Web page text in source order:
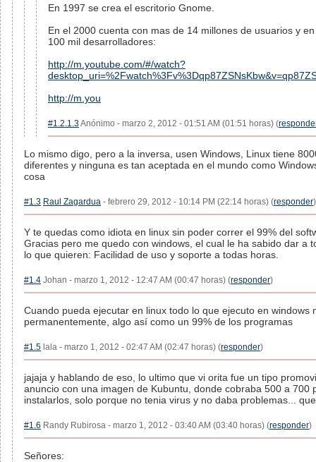
En 1997 se crea el escritorio Gnome.
En el 2000 cuenta con mas de 14 millones de usuarios y
100 mil desarrolladores:
http://m.youtube.com/#/watch?
http://m.you
#1.2.1.3Anónimo - marzo 2, 2012 - 01:51 AM (01:51 horas) (
Lo mismo digo, pero a la inversa, usen Windows, Linux tiene
diferentes y ninguna es tan aceptada en el mundo como
cosa
#1.3 Raul Zagardua - febrero 29, 2012 - 10:14 PM (22:14 horas) (responder)
Y te quedas como idiota en linux sin poder correr el 99% del
Gracias pero me quedo con windows, el cual le ha sabido dar a
lo que quieren: Facilidad de uso y soporte a todas horas.
#1.4 Johan - marzo 1, 2012 - 12:47 AM (00:47 horas) (responder)
Cuando pueda ejecutar en linux todo lo que ejecuto en windows
permanentemente, algo así como un 99% de los programas
#1.5 lala - marzo 1, 2012 - 02:47 AM (02:47 horas) (responder)
jajaja y hablando de eso, lo ultimo que vi orita fue un tipo
anuncio con una imagen de Kubuntu, donde cobraba 500 a 700
instalarlos, solo porque no tenia virus y no daba problemas...
#1.6 Randy Rubirosa - marzo 1, 2012 - 03:40 AM (03:40 horas) (responder)
Señores: